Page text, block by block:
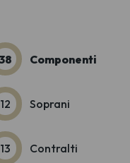
Componenti
12 Soprani
13 Contralti